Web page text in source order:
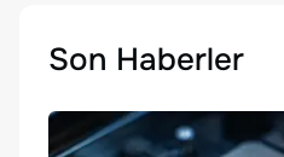
Son Haberler